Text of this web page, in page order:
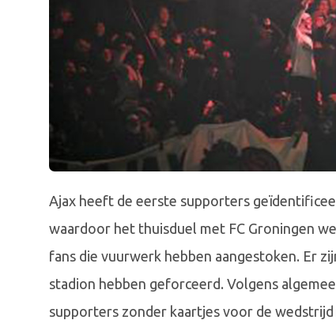
Ajax heeft de eerste supporters
waardoor het thuisduel met FC Groningen
fans die vuurwerk hebben aangestoken. Er
stadion hebben geforceerd. Volgens
supporters zonder kaartjes voor de